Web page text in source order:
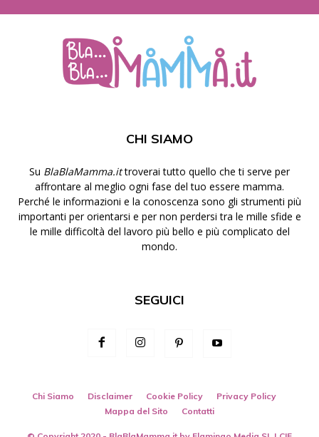
CHI SIAMO
Su BlaBlaMamma.ittroverai tutto quello che ti serve per
affrontare al meglio ogni fase del tuo essere mamma.
Perché le informazioni e la conoscenza sono gli strumenti più
importanti per orientarsi e per non perdersi tra le mille sfide e
le mille difficoltà del lavoro più bello e più complicato del
mondo.
SEGUICI
Chi Siamo Disclaimer Cookie Policy
Privacy Policy
Mappa del Sito
Contatti